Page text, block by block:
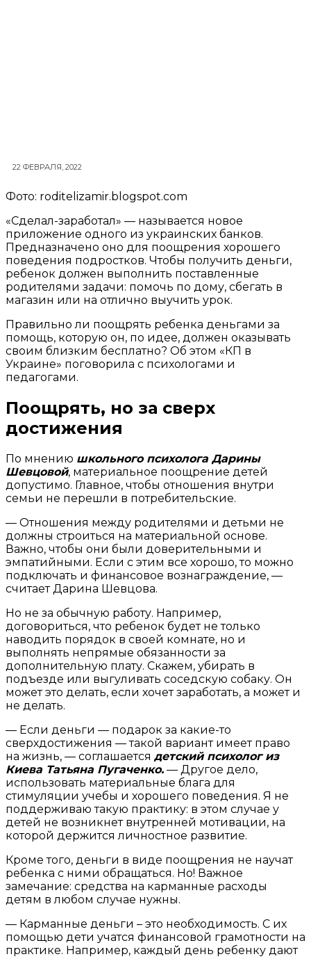
22 ФЕВРАЛЯ, 2022
Фото: roditelizamir.blogspot.com
«Сделал-заработал» — называется новое
приложение одного из украинских банков.
Предназначено оно для поощрения хорошего
поведения подростков. Чтобы получить деньги,
ребенок должен выполнить поставленные
родителями задачи: помочь по дому, сбегать в
магазин или на отлично выучить урок.
Правильно ли поощрять ребенка деньгами за
помощь, которую он, по идее, должен оказывать
своим близким бесплатно? Об этом «КП в
Украине» поговорила с психологами и
педагогами.
Поощрять, но за сверх
достижения
По мнению школьного психолога Дарины
Шевцовой, материальное поощрение детей
допустимо. Главное, чтобы отношения внутри
семьи не перешли в потребительские.
— Отношения между родителями и детьми не
должны строиться на материальной основе.
Важно, чтобы они были доверительными и
эмпатийными. Если с этим все хорошо, то можно
подключать и финансовое вознаграждение, —
считает Дарина Шевцова.
Но не за обычную работу. Например,
договориться, что ребенок будет не только
наводить порядок в своей комнате, но и
выполнять непрямые обязанности за
дополнительную плату. Скажем, убирать в
подъезде или выгуливать соседскую собаку. Он
может это делать, если хочет заработать, а может и
не делать.
— Если деньги — подарок за какие-то
сверхдостижения — такой вариант имеет право
на жизнь, — соглашается детский психолог из
Киева Татьяна Пугаченко. — Другое дело,
использовать материальные блага для
стимуляции учебы и хорошего поведения. Я не
поддерживаю такую практику: в этом случае у
детей не возникнет внутренней мотивации, на
которой держится личностное развитие.
Кроме того, деньги в виде поощрения не научат
ребенка с ними обращаться. Но! Важное
замечание: средства на карманные расходы
детям в любом случае нужны.
— Карманные деньги – это необходимость. С их
помощью дети учатся финансовой грамотности на
практике. Например, каждый день ребенку дают